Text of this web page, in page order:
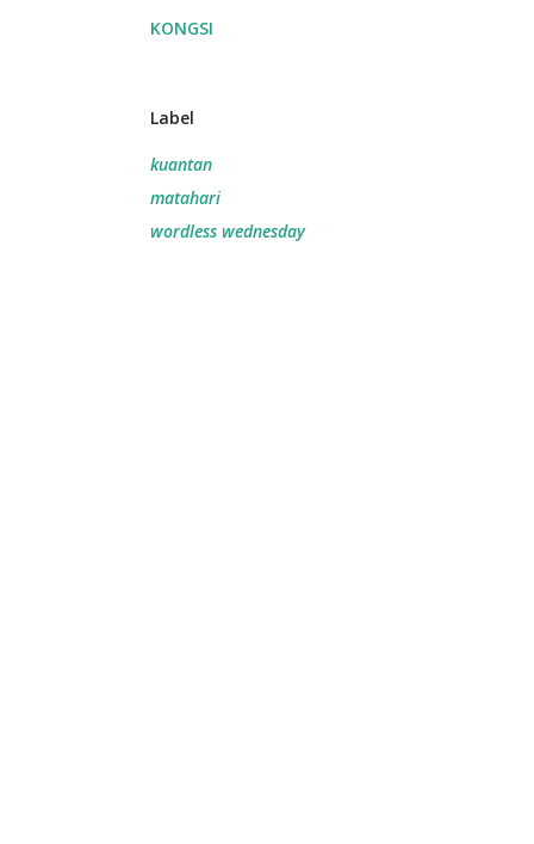
KONGSI
Label
kuantan
matahari
wordless wednesday